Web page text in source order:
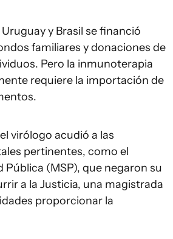
y Brasil se financió
familiares y donaciones de
Pero la inmunoterapia
requiere la importación de
virólogo acudió a las
pertinentes, como el
Pública (MSP), que negaron su
a la Justicia, una magistrada
proporcionar la